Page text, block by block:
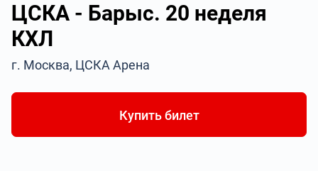
ЦСКА - Барыс. 20 неделя
КХЛ
г. Москва, ЦСКА Арена
Купить билет